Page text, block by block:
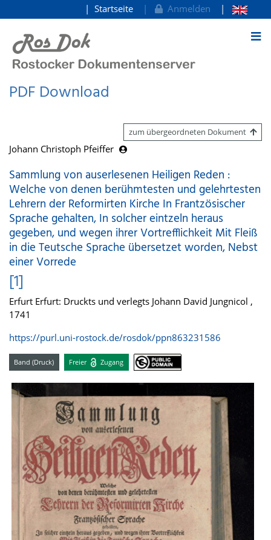
zum Inhalt
Startseite Anmelden
PDF Download
zum übergeordneten Dokument
Johann Christoph Pfeiffer
Sammlung von auserlesenen Heiligen Reden :
Welche von denen berühmtesten und gelehrtesten
Lehrern der Reformirten Kirche In Frantzösischer
Sprache gehalten, In solcher eintzeln heraus
gegeben, und wegen ihrer Vortrefflichkeit Mit Fleiß
in die Teutsche Sprache übersetzet worden, Nebst
einer Vorrede
[1]
Erfurt Erfurt: Druckts und verlegts Johann David Jungnicol ,
1741
https://purl.uni-rostock.de/rosdok/ppn863231586
Band (Druck) Freier Zugang